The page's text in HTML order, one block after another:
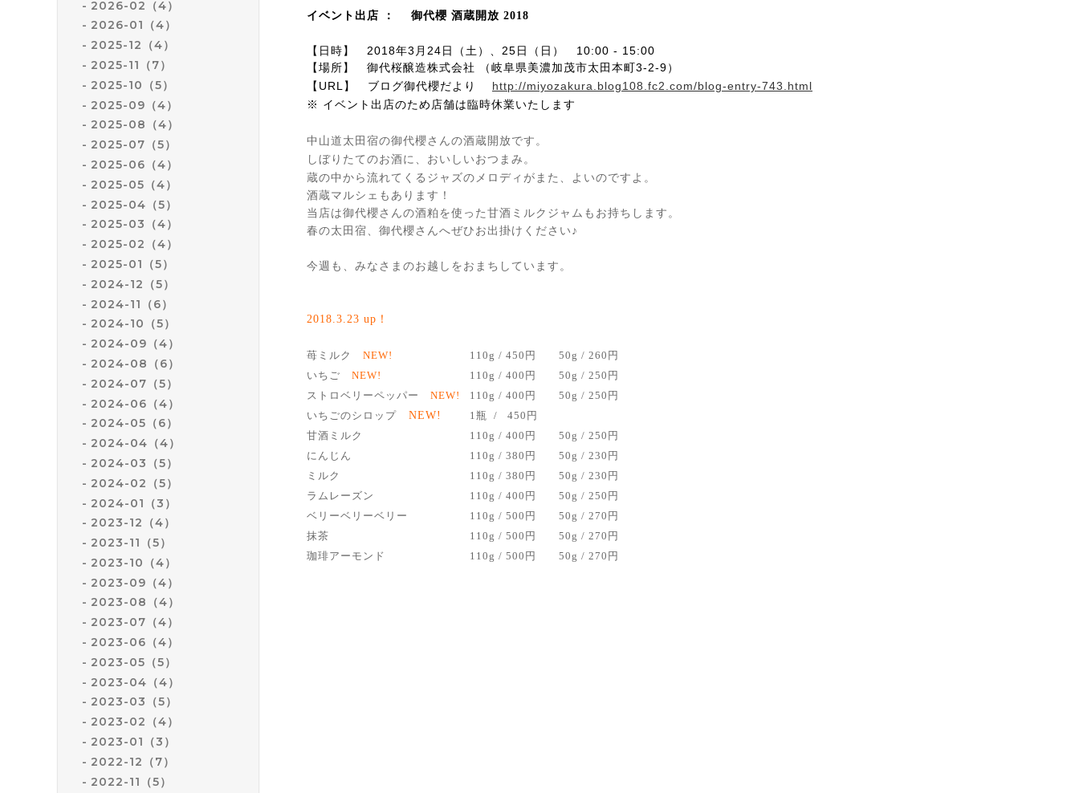
2026-02（4）
2026-01（4）
2025-12（4）
2025-11（7）
2025-10（5）
2025-09（4）
2025-08（4）
2025-07（5）
2025-06（4）
2025-05（4）
2025-04（5）
2025-03（4）
2025-02（4）
2025-01（5）
2024-12（5）
2024-11（6）
2024-10（5）
2024-09（4）
2024-08（6）
2024-07（5）
2024-06（4）
2024-05（6）
2024-04（4）
2024-03（5）
2024-02（5）
2024-01（3）
2023-12（4）
2023-11（5）
2023-10（4）
2023-09（4）
2023-08（4）
2023-07（4）
2023-06（4）
2023-05（5）
2023-04（4）
2023-03（5）
2023-02（4）
2023-01（3）
2022-12（7）
2022-11（5）
イベント出店 ： 御代櫻 酒蔵開放 2018
【日時】 2018年3月24日（土）、25日（日） 10:00 - 15:00
【場所】 御代桜醸造株式会社 （岐阜県美濃加茂市太田本町3-2-9）
【URL】 ブログ御代櫻だより
http://miyozakura.blog108.fc2.com/blog-entry-743.html
※ イベント出店のため店舗は臨時休業いたします
中山道太田宿の御代櫻さんの酒蔵開放です。
しぼりたてのお酒に、おいしいおつまみ。
蔵の中から流れてくるジャズのメロディがまた、よいのですよ。
酒蔵マルシェもあります！
当店は御代櫻さんの酒粕を使った甘酒ミルクジャムもお持ちします。
春の太田宿、御代櫻さんへぜひお出掛けください♪
今週も、みなさまのお越しをおまちしています。
2018.3.23 up！
苺ミルク NEW! 110g / 450円
50g / 260円
いちご NEW! 110g / 400円
50g / 250円
ストロベリーペッパー NEW! 110g / 400円
50g / 250円
いちごのシロップ
NEW! 1瓶 / 450円
甘酒ミルク
110g / 400円
50g / 250円
にんじん
110g / 380円
50g / 230円
ミルク
110g / 380円
50g / 230円
ラムレーズン
110g / 400円
50g / 250円
ベリーベリーベリー
110g / 500円
50g / 270円
抹茶
110g / 500円 50g / 270円
珈琲アーモンド
110g / 500円 50g / 270円